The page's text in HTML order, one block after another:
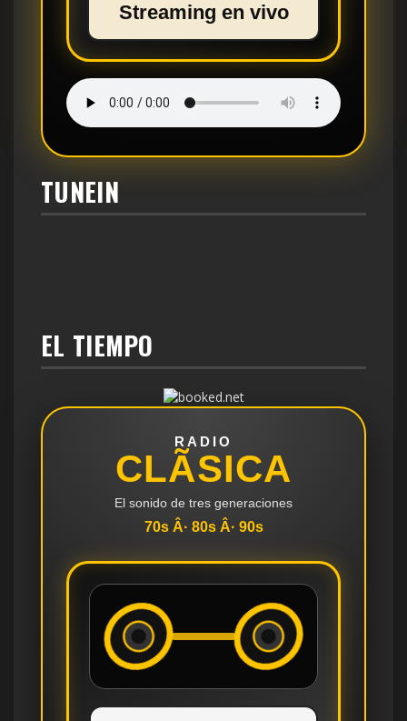
Streaming en vivo
TUNEIN
EL TIEMPO
RADIO
CLÃSICA
El sonido de tres generaciones
70s Â· 80s Â· 90s